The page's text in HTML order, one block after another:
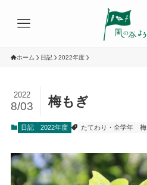
ホーム 日記 2022年度
梅もぎ
2022
8/03
日記 2022年度 たてわり・全学年 梅